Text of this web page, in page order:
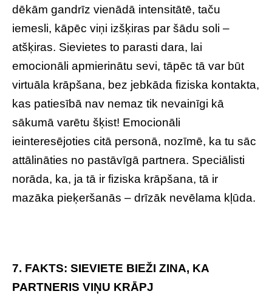
dēkām gandrīz vienādā intensitātē, taču
iemesli, kāpēc viņi izšķiras par šādu soli –
atšķiras. Sievietes to parasti dara, lai
emocionāli apmierinātu sevi, tāpēc tā var būt
virtuāla krāpšana, bez jebkāda fiziska kontakta,
kas patiesībā nav nemaz tik nevainīgi kā
sākumā varētu šķist! Emocionāli
ieinteresējoties citā personā, nozīmē, ka tu sāc
attālināties no pastāvīgā partnera. Speciālisti
norāda, ka, ja tā ir fiziska krāpšana, tā ir
mazāka pieķeršanās – drīzāk nevēlama kļūda.
7. FAKTS: SIEVIETE BIEŽI ZINA, KA
PARTNERIS VIŅU KRĀPJ